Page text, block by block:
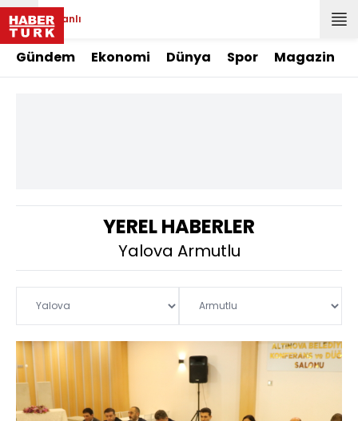
Canlı
Gündem Ekonomi Dünya Spor Magazin
YEREL HABERLER
Yalova Armutlu